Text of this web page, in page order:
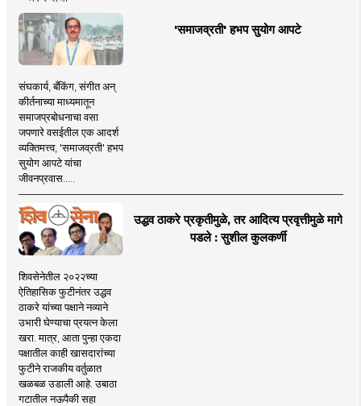
'समाजव्रती' हभप सुयोग आपटे
संघकार्य, बँकिंग, संगीत अन्
कीर्तनाच्या माध्यमातून
समाजप्रबोधनाचा वसा
जपणारे वसईतील एक आदर्श
व्यक्तिमत्त्व, 'समाजव्रती' हभप
सुयोग आपटे यांचा
जीवनप्रवास.....
उद्धव ठाकरे प्रकृतीमुळे, तर आदित्य प्रवृत्तीमुळे मागे
पडले : सुशील कुलकर्णी
शिवसेनेतील २०२२च्या
ऐतिहासिक फुटीनंतर उद्धव
ठाकरे यांच्या पक्षाने नव्याने
उभारी घेण्याचा प्रयत्न केला
खरा. मात्र, आता पुन्हा एकदा
पक्षातील काही खासदारांच्या
फुटीने राजकीय वर्तुळात
खळबळ उडाली आहे. उबाठा
गटातील नऊपैकी सहा